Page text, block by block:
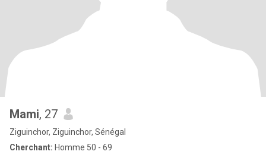
Mami, 27
Ziguinchor, Ziguinchor, Sénégal
Cherchant: Homme 50 - 69